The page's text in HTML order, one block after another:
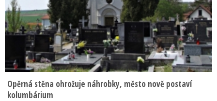
Opěrná stěna ohrožuje náhrobky, město nově postaví
kolumbárium